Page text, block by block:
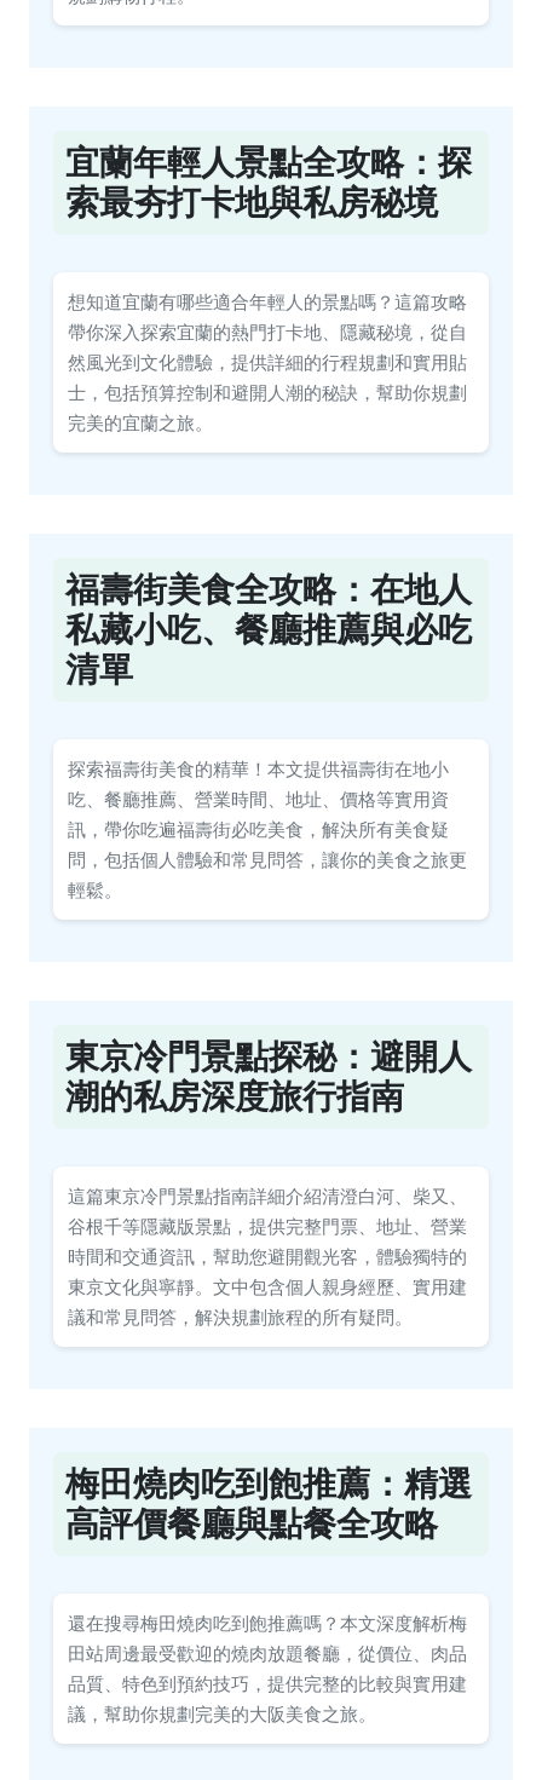
宜蘭年輕人景點全攻略：探
索最夯打卡地與私房秘境
想知道宜蘭有哪些適合年輕人的景點嗎？這篇攻略
帶你深入探索宜蘭的熱門打卡地、隱藏秘境，從自
然風光到文化體驗，提供詳細的行程規劃和實用貼
士，包括預算控制和避開人潮的秘訣，幫助你規劃
完美的宜蘭之旅。
福壽街美食全攻略：在地人
私藏小吃、餐廳推薦與必吃
清單
探索福壽街美食的精華！本文提供福壽街在地小
吃、餐廳推薦、營業時間、地址、價格等實用資
訊，帶你吃遍福壽街必吃美食，解決所有美食疑
問，包括個人體驗和常見問答，讓你的美食之旅更
輕鬆。
東京冷門景點探秘：避開人
潮的私房深度旅行指南
這篇東京冷門景點指南詳細介紹清澄白河、柴又、
谷根千等隱藏版景點，提供完整門票、地址、營業
時間和交通資訊，幫助您避開觀光客，體驗獨特的
東京文化與寧靜。文中包含個人親身經歷、實用建
議和常見問答，解決規劃旅程的所有疑問。
梅田燒肉吃到飽推薦：精選
高評價餐廳與點餐全攻略
還在搜尋梅田燒肉吃到飽推薦嗎？本文深度解析梅
田站周邊最受歡迎的燒肉放題餐廳，從價位、肉品
品質、特色到預約技巧，提供完整的比較與實用建
議，幫助你規劃完美的大阪美食之旅。